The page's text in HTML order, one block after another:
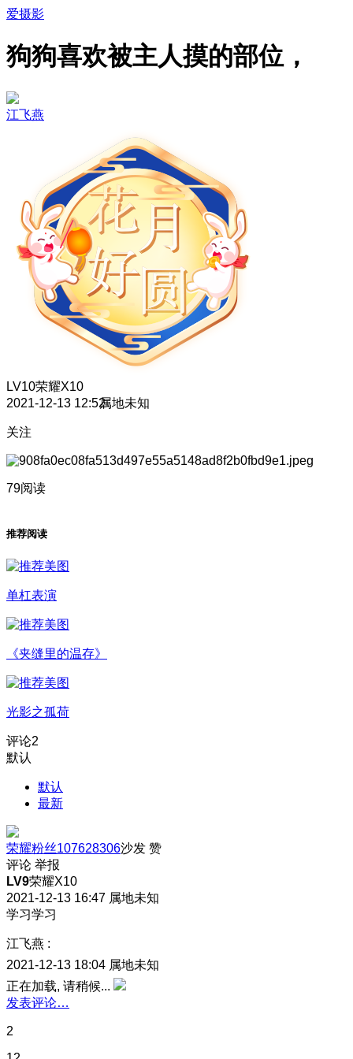
爱摄影
狗狗喜欢被主人摸的部位，
江飞燕
LV10荣耀X10
2021-12-13 12:52属地未知
关注
79阅读
推荐阅读
单杠表演
《夹缝里的温存》
光影之孤荷
评论2
默认
默认
最新
荣耀粉丝107628306沙发 赞
评论 举报
LV9荣耀X10
2021-12-13 16:47 属地未知
学习学习
江飞燕 :
2021-12-13 18:04 属地未知
正在加载, 请稍候...
发表评论…
2